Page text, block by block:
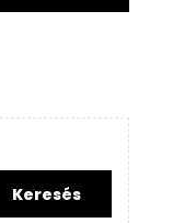
Keresés